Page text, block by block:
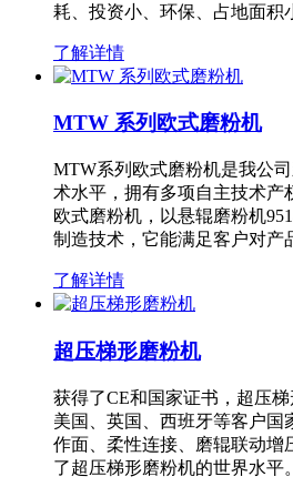
耗、投资小、环保、占地面
了解详情
MTW 系列欧式磨粉机
MTW系列欧式磨粉机是我公
术水平，拥有多项自主技术
欧式磨粉机，以悬辊磨粉机
制造技术，它能满足客户对
了解详情
超压梯形磨粉机
获得了CE和国家证书，超压梯
美国、英国、西班牙等客户国
作面、柔性连接、磨辊联动增
了超压梯形磨粉机的世界水